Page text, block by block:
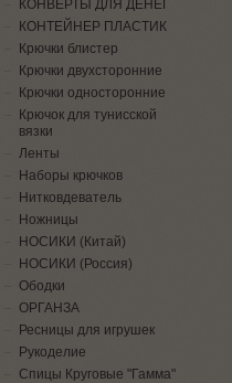
КОНВЕРТЫ ДЛЯ ДЕНЕГ
КОНТЕЙНЕР ПЛАСТИК
Крючки блистер
Крючки двухсторонние
Крючки односторонние
Крючок для тунисской
вязки
Ленты
Наборы крючков
Нитковдеватель
Ножницы
НОСИКИ (Китай)
НОСИКИ (Россия)
Ободки
ОРГАНЗА
Ресницы для игрушек
Рукоделие
Спицы Круговые "Гамма"